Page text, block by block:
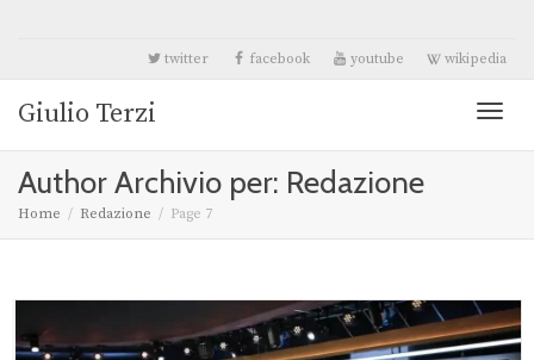
twitter facebook youtube wikipedia
Giulio Terzi
Author Archivio per: Redazione
Home Redazione Page 7